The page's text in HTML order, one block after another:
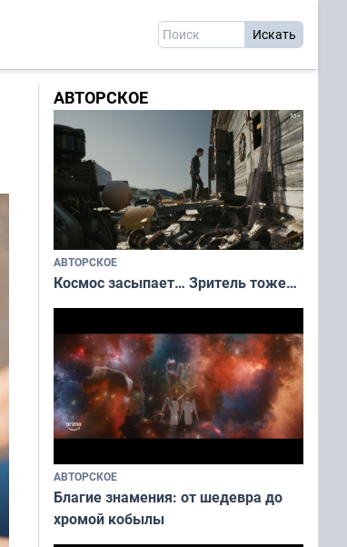
АВТОРСКОЕ
АВТОРСКОЕ
Космос засыпает… Зритель тоже…
АВТОРСКОЕ
Благие знамения: от шедевра до
хромой кобылы